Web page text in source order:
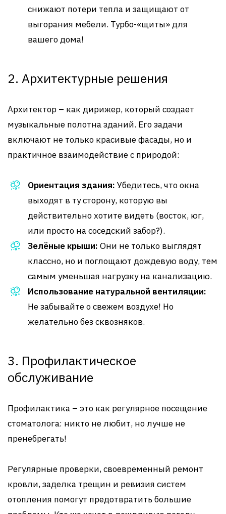
снижают потери тепла и защищают от
выгорания мебели. Турбо-«щиты» для
вашего дома!
2. Архитектурные решения
Архитектор – как дирижер, который создает
музыкальные полотна зданий. Его задачи
включают не только красивые фасады, но и
практичное взаимодействие с природой:
Ориентация здания: Убедитесь, что окна
выходят в ту сторону, которую вы
действительно хотите видеть (восток, юг,
или просто на соседский забор?).
Зелёные крыши: Они не только выглядят
классно, но и поглощают дождевую воду, тем
самым уменьшая нагрузку на канализацию.
Использование натуральной вентиляции:
Не забывайте о свежем воздухе! Но
желательно без сквозняков.
3. Профилактическое
обслуживание
Профилактика – это как регулярное посещение
стоматолога: никто не любит, но лучше не
пренебрегать!
Регулярные проверки, своевременный ремонт
кровли, заделка трещин и ревизия систем
отопления помогут предотвратить большие